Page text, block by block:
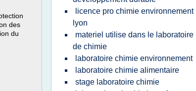
des
du
licence pro chimie environnement
lyon
materiel utilise dans le laboratoire
de chimie
laboratoire chimie environnement
laboratoire chimie alimentaire
stage laboratoire chimie